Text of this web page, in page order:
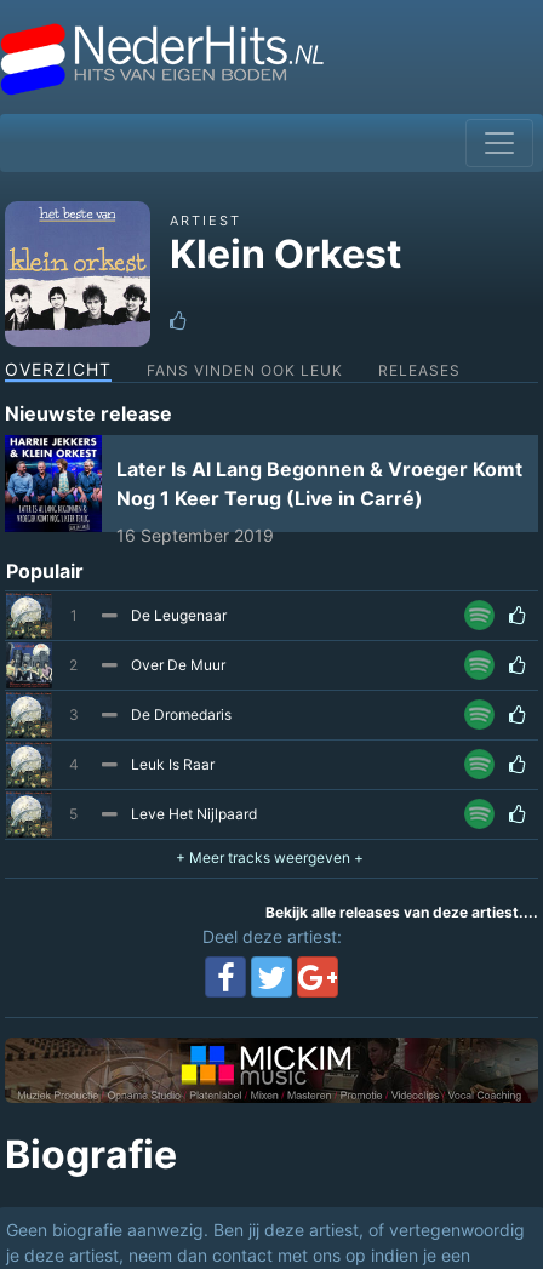
ARTIEST
Klein Orkest
OVERZICHT FANS VINDEN OOK LEUK RELEASES
Nieuwste release
Later Is Al Lang Begonnen & Vroeger Komt
Nog 1 Keer Terug (Live in Carré)
16 September 2019
Populair
1 De Leugenaar
2 Over De Muur
3 De Dromedaris
4 Leuk Is Raar
5 Leve Het Nijlpaard
Bekijk alle releases van deze artiest....
Deel deze artiest:
Biografie
Geen biografie aanwezig. Ben jij deze artiest, of vertegenwoordig
je deze artiest, neem dan contact met ons op indien je een